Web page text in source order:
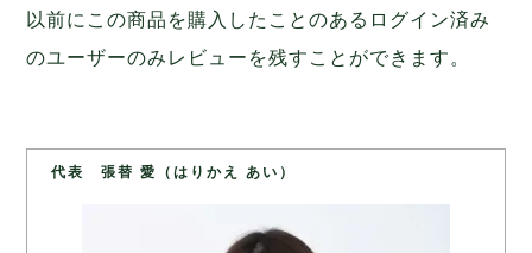
以前にこの商品を購入したことのあるログイン済み
のユーザーのみレビューを残すことができます。
代表 張替 愛（はりかえ あい）